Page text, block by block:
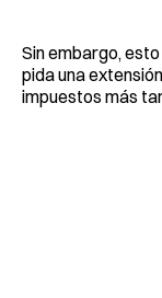
Sin embargo,
pida una
impuestos más